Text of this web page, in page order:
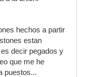
hechos a partir
estan
decir pegados y
que me he
puestos...